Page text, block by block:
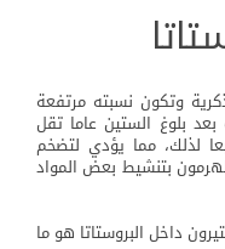
وتكون نسبته مرتفعة
بلوغ الستين عاما تقل
لذلك، مما يؤدي لتضخم
بتنشيط بعض المواد
داخل البروستاتا هو ما